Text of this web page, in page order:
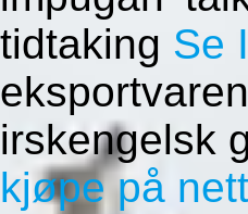
tidtaking Se
irskengelsk
kjøpe på